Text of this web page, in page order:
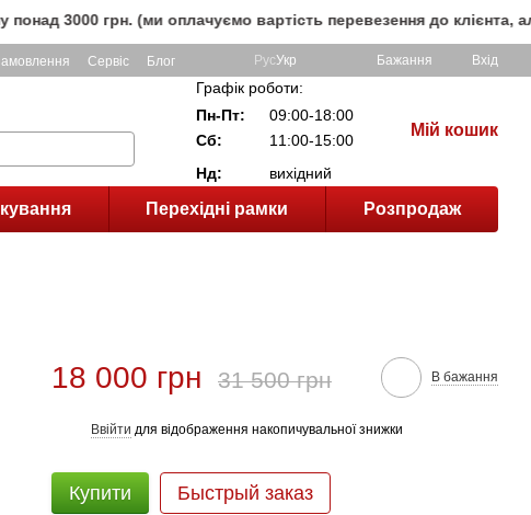
грн. (ми оплачуємо вартість перевезення до клієнта, але
Сервіс Блог РусУкр Бажання Вхід
Графік роботи:
Пн-Пт:
09:00-18:00
Сб:
11:00-15:00
Нд:
вихідний
Мій кошик
Перехідні рамки Розпродаж
18 000 грн 31 500 грн В бажання
Ввійти для відображення накопичувальної знижки
Купити Быстрый заказ